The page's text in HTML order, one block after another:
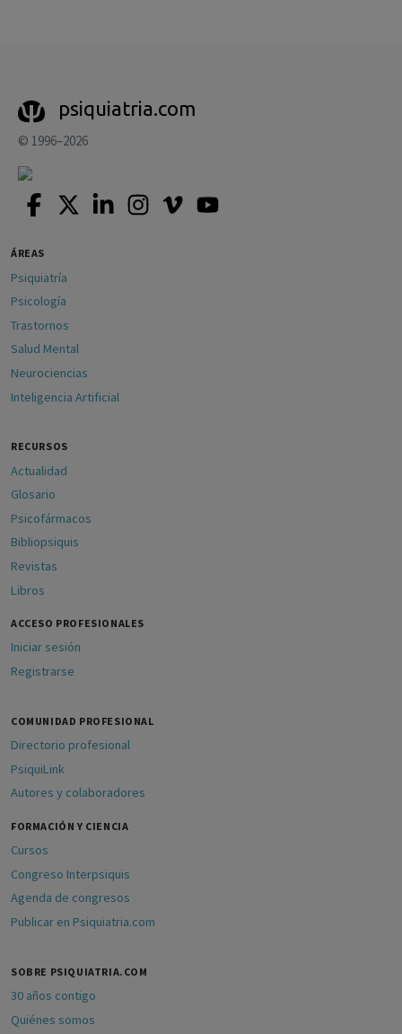
psiquiatria.com
© 1996–2026
ÁREAS
Psiquiatría
Psicología
Trastornos
Salud Mental
Neurociencias
Inteligencia Artificial
RECURSOS
Actualidad
Glosario
Psicofármacos
Bibliopsiquis
Revistas
Libros
ACCESO PROFESIONALES
Iniciar sesión
Registrarse
COMUNIDAD PROFESIONAL
Directorio profesional
PsiquiLink
Autores y colaboradores
FORMACIÓN Y CIENCIA
Cursos
Congreso Interpsiquis
Agenda de congresos
Publicar en Psiquiatria.com
SOBRE PSIQUIATRIA.COM
30 años contigo
Quiénes somos